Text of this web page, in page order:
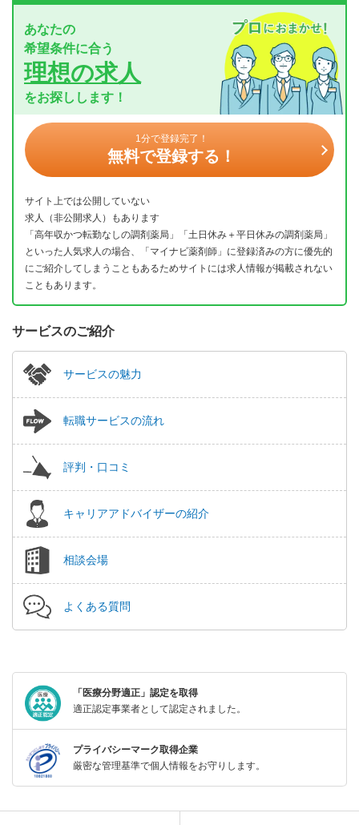
あなたの
希望条件に合う
理想の求人
をお探しします！
1分で登録完了！
無料で登録する！
サイト上では公開していない
求人（非公開求人）もあります
「高年収かつ転勤なしの調剤薬局」「土日休み＋平日休みの調剤薬局」
といった人気求人の場合、「マイナビ薬剤師」に登録済みの方に優先的
にご紹介してしまうこともあるためサイトには求人情報が掲載されない
こともあります。
サービスのご紹介
サービスの魅力
転職サービスの流れ
評判・口コミ
キャリアアドバイザーの紹介
相談会場
よくある質問
「医療分野適正」認定を取得
適正認定事業者として認定されました。
プライバシーマーク取得企業
厳密な管理基準で個人情報をお守りします。